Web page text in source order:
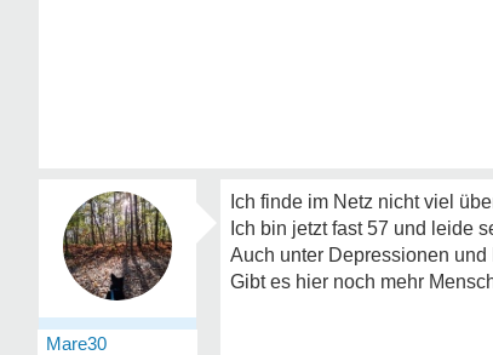
Mare30
Ich finde im Netz nicht viel
Ich bin jetzt fast 57 und leide
Auch unter Depressionen und
Gibt es hier noch mehr